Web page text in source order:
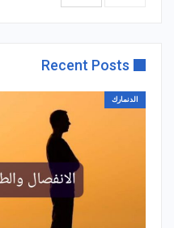
Recent Posts
الدنمارك